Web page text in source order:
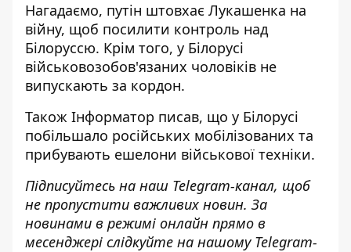
Нагадаємо, путін штовхає Лукашенка на
війну, щоб посилити контроль над
Білоруссю. Крім того, у Білорусі
військовозобов'язаних чоловіків не
випускають за кордон.
Також Інформатор писав, що у Білорусі
побільшало російських мобілізованих та
прибувають ешелони військової техніки.
Підписуйтесь на наш Telegram-канал, щоб
не пропустити важливих новин. За
новинами в режимі онлайн прямо в
месенджері слідкуйте на нашому Telegram-